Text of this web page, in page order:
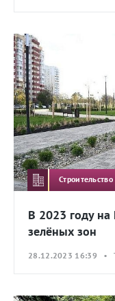
В 2023 году
зелёных зон
28.12.2023 16:39 •